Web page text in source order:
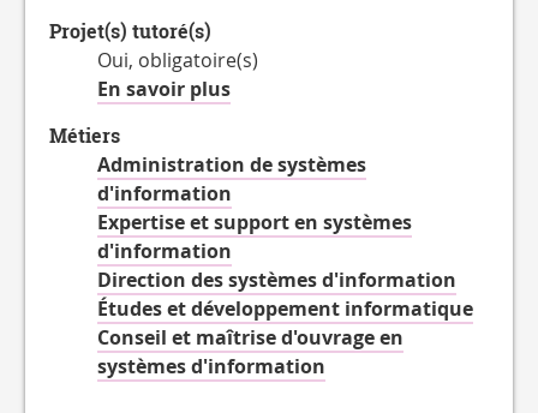
Projet(s) tutoré(s)
Oui, obligatoire(s)
En savoir plusà
Projet(s)
tutoré(s)
Métiers
Administration de systèmes
d'information
Expertise et support en systèmes
d'information
Direction des systèmes d'information
Études et développement informatique
Conseil et maîtrise d'ouvrage en
systèmes d'information